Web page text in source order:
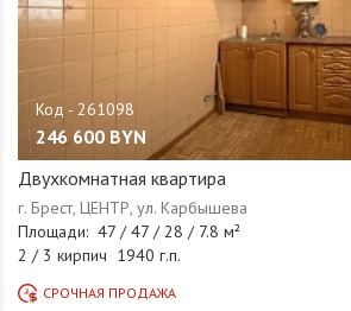
246 600 BYN
Двухкомнатная квартира